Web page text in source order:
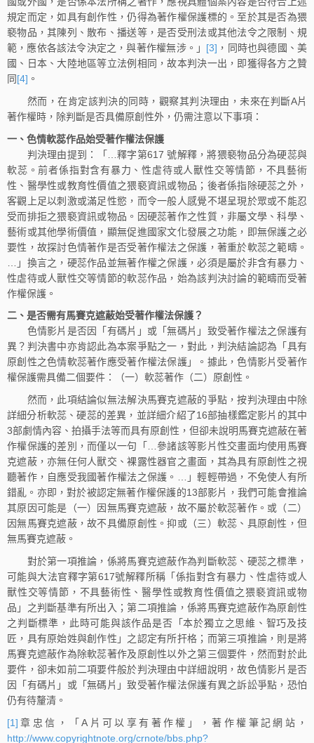
規定而定，如具有創作性，仍得為著作權保護標的。至於其是否為猥
褻物品，其陳列、散布、播送等，是否受刑法或其他法令之限制、規
範，應依各該法令決定之，與著作權無涉。」 [3] ，同時也與德國、美
國、日本、大陸地區等立法例相同，故本判決一出，即獲得各方之贊
同[4] 。
然而，在肯定該判決的同時，觀察其判決理由，未來在判斷A片
著作權時，除判斷是否具備原創性外，仍需注意以下事項：
一、色情軟蕊作品始受著作權法保護
判決理由提到：「…釋字第617 號解釋，將猥褻物品分為硬蕊與
軟蕊。前者係指對含有暴力、性虐待或人獸性交等情節，不具藝術
性、醫學性或教育性價值之猥褻資訊或物品；後者係指除硬蕊之外，
客觀上足以刺激或滿足性慾，而令一般人感覺不堪呈現於眾或不能忍
受而排拒之猥褻資訊或物品。因硬蕊著作之性質，非屬文學、科學、
藝術或其他學術價值，顯無促進國家文化發展之功能，即無保護之必
要性，故探討色情著作是否受著作權法之保護，著重於軟蕊之範疇。
…」換言之，硬蕊作品並無著作權之保護，必須是屬於非含有暴力、
性虐待或人獸性交等情節的軟蕊作品，始為該判決討論的範疇而受著
作權保護。
二、是否需有馬賽克遮蔽始受著作權法保護？
色情影片是否因「有碼片」或「無碼片」致受著作權法之保護有
異？判決書中亦肯認此為本案爭點之一，對此，判決結論認為「具有
原創性之色情軟蕊著作應受著作權法保護」。據此，色情影片受著作
權保護需具備二個要件：（一）軟蕊著作（二）原創性。
然而，此項結論似無法解決馬賽克遮蔽的爭點，按判決理由中除
詳細分析軟蕊、硬蕊的差異，並詳細介紹了16部抽樣鑑定影片的其中
3部劇情內容、拍攝手法等而具有原創性，但卻未說明馬賽克遮蔽在著
作權保護的差別，而僅以一句「…參諸該等影片性交畫面均使用馬賽
克遮蔽，亦無任何人獸交、裸露性器官之畫面，其為具有原創性之視
聽著作，自應受我國著作權法之保護。…」輕輕帶過，不免使人有所
錯亂。亦即，對於被認定無著作權保護的13部影片，我們可能會推論
其原因可能是（一）因無馬賽克遮蔽，故不屬於軟蕊著作。或（二）
因無馬賽克遮蔽，故不具備原創性。抑或（三）軟蕊、具原創性，但
無馬賽克遮蔽。
對於第一項推論，係將馬賽克遮蔽作為判斷軟蕊、硬蕊之標準，
可能與大法官釋字第617號解釋所稱「係指對含有暴力、性虐待或人
獸性交等情節，不具藝術性、醫學性或教育性價值之猥褻資訊或物
品」之判斷基準有所出入；第二項推論，係將馬賽克遮蔽作為原創性
之判斷標準，此時可能與該作品是否「本於獨立之思維、智巧及技
匠，具有原始姓與創作性」之認定有所扞格；而第三項推論，則是將
馬賽克遮蔽作為除軟蕊著作及原創性以外之第三個要件，然而對於此
要件，卻未如前二項要件般於判決理由中詳細說明，故色情影片是否
因「有碼片」或「無碼片」致受著作權法保護有異之訴訟爭點，恐怕
仍有待釐清。
[1] 章忠信，「A片可以享有著作權」，著作權筆記網站，
http://www.copyrightnote.org/crnote/bbs.php?